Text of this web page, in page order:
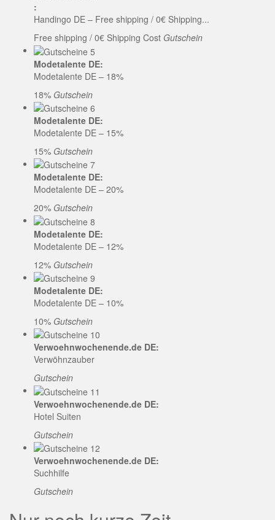
:
Handingo DE – Free shipping / 0€ Shipping...
Free shipping / 0€ Shipping Cost Gutschein
Modetalente DE:
Modetalente DE – 18%
18% Gutschein
Modetalente DE:
Modetalente DE – 15%
15% Gutschein
Modetalente DE:
Modetalente DE – 20%
20% Gutschein
Modetalente DE:
Modetalente DE – 12%
12% Gutschein
Modetalente DE:
Modetalente DE – 10%
10% Gutschein
Verwoehnwochenende.de DE:
Verwöhnzauber
Gutschein
Verwoehnwochenende.de DE:
Hotel Suiten
Gutschein
Verwoehnwochenende.de DE:
Suchhilfe
Gutschein